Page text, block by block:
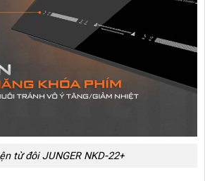
từ đôi JUNGER NKD-22+